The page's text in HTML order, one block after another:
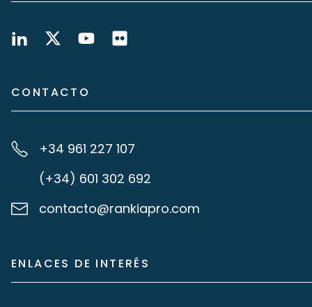
CONTACTO
+34 961 227 107
(+34) 601 302 692
contacto@rankiapro.com
ENLACES DE INTERÉS